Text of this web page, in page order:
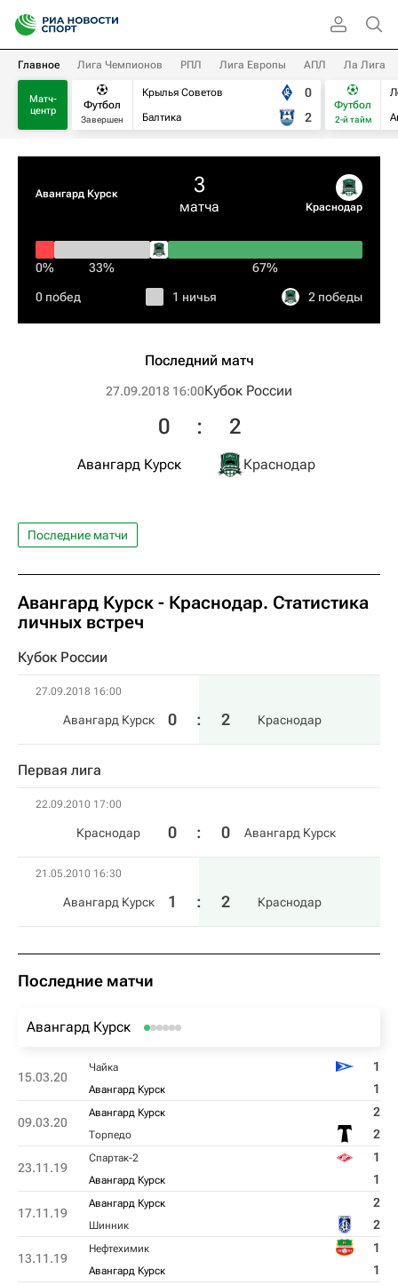
Главное Лига Чемпионов РПЛ Лига Европы АПЛ Ла Лига
Матч-
центр
Футбол
Завершен
Крылья Советов
Балтика
0
2
Футбол
2-й тайм
Авангард Курск 3
матча Краснодар
0% 33% 67%
0 побед 1 ничья 2 победы
Последний матч
27.09.2018 16:00Кубок России
Авангард Курск
0 : 2
Краснодар
Последние матчи
Авангард Курск - Краснодар. Статистика
личных встреч
Кубок России
27.09.2018 16:00
Авангард Курск 0 : 2 Краснодар
Первая лига
22.09.2010 17:00
Краснодар 0 : 0 Авангард Курск
21.05.2010 16:30
Авангард Курск 1 : 2 Краснодар
Последние матчи
Авангард Курск
15.03.20
Чайка 1
Авангард Курск 1
09.03.20
Авангард Курск 2
Торпедо 2
23.11.19
Спартак-2 1
Авангард Курск 1
17.11.19
Авангард Курск 2
Шинник 2
13.11.19
Нефтехимик 1
Авангард Курск 1